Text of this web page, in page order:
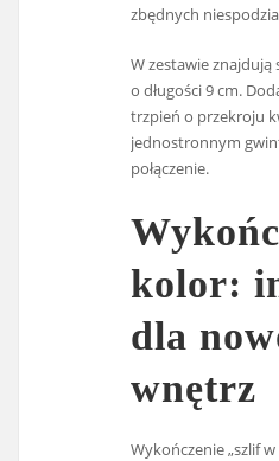
zbędnych
W zestawie
o długości 9 cm.
trzpień o przekroju
jednostronnym
połączenie.
kolor:
dla
wnętrz
Wykończenie „szlif